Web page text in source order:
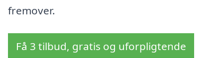
fremover.
Få 3 tilbud, gratis og uforpligtende